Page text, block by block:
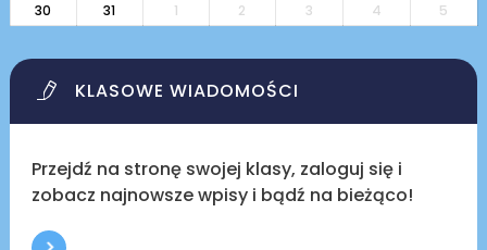
30
31 1 2 3 4 5
KLASOWE WIADOMOŚCI
Przejdź na stronę swojej klasy, zaloguj się i
zobacz najnowsze wpisy i bądź na bieżąco!